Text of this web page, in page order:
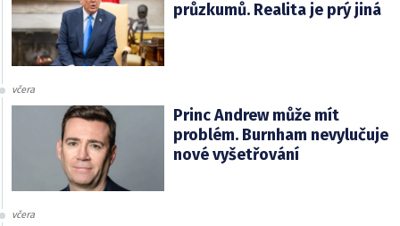
průzkumů. Realita je prý jiná
včera
Princ Andrew může mít
problém. Burnham nevylučuje
nové vyšetřování
včera